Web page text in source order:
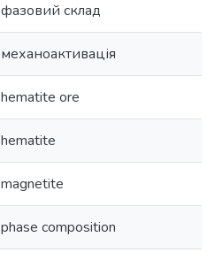
фазовий склад
механоактивація
hematite ore
hematite
magnetite
phase composition